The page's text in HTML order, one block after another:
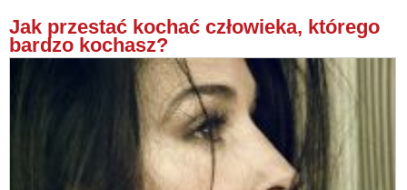
Jak przestać kochać człowieka, którego
bardzo kochasz?